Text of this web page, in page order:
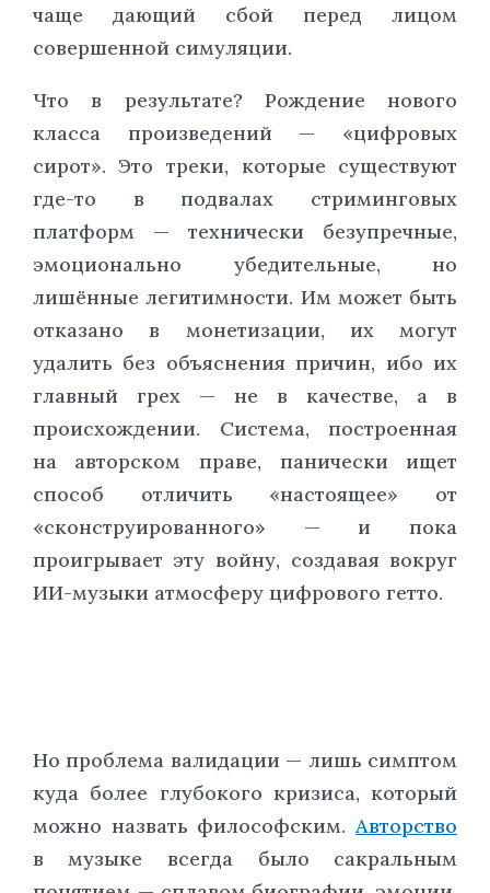
чаще дающий сбой перед лицом
совершенной симуляции.
Что в результате? Рождение нового
класса произведений — «цифровых
сирот». Это треки, которые существуют
где-то в подвалах стриминговых
платформ — технически безупречные,
эмоционально убедительные, но
лишённые легитимности. Им может быть
отказано в монетизации, их могут
удалить без объяснения причин, ибо их
главный грех — не в качестве, а в
происхождении. Система, построенная
на авторском праве, панически ищет
способ отличить «настоящее» от
«сконструированного» — и пока
проигрывает эту войну, создавая вокруг
ИИ-музыки атмосферу цифрового гетто.
Но проблема валидации — лишь симптом
куда более глубокого кризиса, который
можно назвать философским.Авторство
в музыке всегда было сакральным